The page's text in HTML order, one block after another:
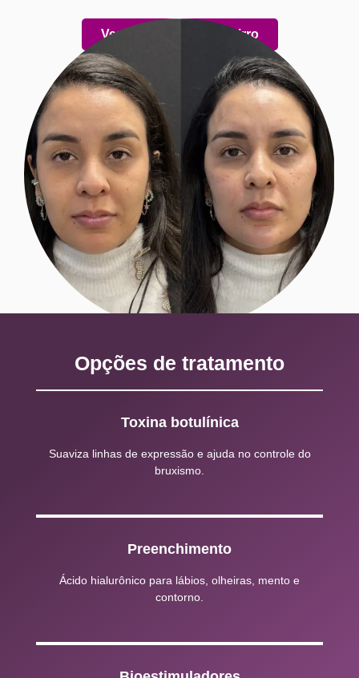
Ver atendimento no bairro
Opções de tratamento
Toxina botulínica
Suaviza linhas de expressão e ajuda no controle do
bruxismo.
Preenchimento
Ácido hialurônico para lábios, olheiras, mento e
contorno.